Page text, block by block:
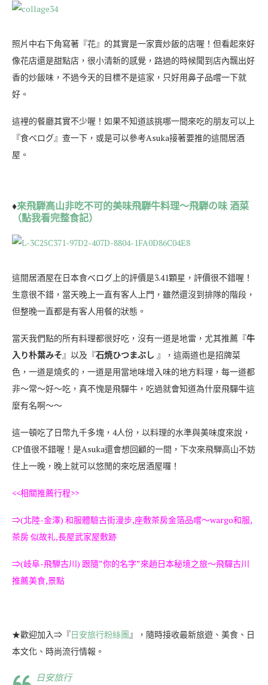
照片中右下角寫著『花』的其實是一家賣炒飯的店喔！但看起來好
像花店還是甜點店，很小清新的感覺，路過的時候聞到店內飄出好
香的炒飯味，不過今天的目標不是這家，只好用鼻子品嚐一下就
好。
這裡的餐廳其實不少喔！如果不知道該挑哪一間來吃的朋友可以上
『食べログ』查一下，或是可以參考Asuka接著要推的這間居酒
屋。
♦來飛騨高山非吃不可的美味飛騨牛料理～飛騨の味 酒菜
（點我看完整食記）
這間居酒屋在日本食べログ上的評價是3.41顆星，評價很不錯喔！
生意很不錯，當天晚上一直有客人上門，雖然還沒到排隊的階段，
但整晚一直都是有客人用餐的狀態。
當天我們點的所有料理都很好吃，沒有一道是地雷，尤其推薦『牛
入り朴葉みそ』以及『石焼ひつまぶし 』，這兩道也是招牌菜
色，一道是燒炙的，一道是用當地味增入味的地方料理，每一道都
非～常～好～吃，真不愧是飛驒牛，吃過就會知道為什麼飛驒牛這
麼有名啊～～
這一頓吃了日幣九千多塊，4人份，以料理的水準與美味度來說，
CP值很不錯喔！是Asuka還會想回顧的一間，下次來飛騨高山不妨
住上一晚，晚上就可以悠閒的來吃居酒屋囉！
<<相關推薦行程>>
⇒(北陸-金澤) 和服體驗古街漫步,座敷茶房金箔品嚐～wargo和服,
茶房 似故礼,長屋武家屋敷跡
⇒(岐阜-飛騨古川) 跟隨”你的名字”來趟日本秘境之旅～飛驒古川
推薦美食,景點
★歡迎加入⇒『日安旅行粉絲團』，隨時接收最新旅遊、美食、日
本文化、時尚流行情報。
日安旅行